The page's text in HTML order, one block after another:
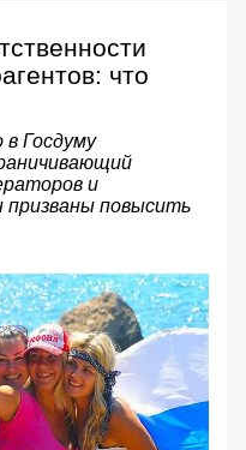
что
Госдуму
и
повысить